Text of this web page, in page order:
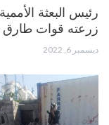
رئيس البعثة
زرعته قوات
ديسمبر 6, 2022